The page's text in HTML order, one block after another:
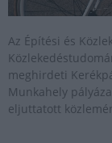
Az Építési és
meghirdeti
Munkahely
eljuttatott